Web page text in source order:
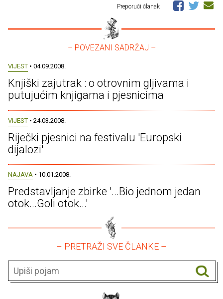
Preporuči članak
– POVEZANI SADRŽAJ –
VIJEST • 04.09.2008.
Knjiški zajutrak : o otrovnim gljivama i
putujućim knjigama i pjesnicima
VIJEST • 24.03.2008.
Riječki pjesnici na festivalu 'Europski
dijalozi'
NAJAVA • 10.01.2008.
Predstavljanje zbirke '...Bio jednom jedan
otok...Goli otok...'
– PRETRAŽI SVE ČLANKE –